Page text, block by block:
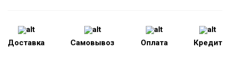
Доставка Самовывоз Оплата Кредит